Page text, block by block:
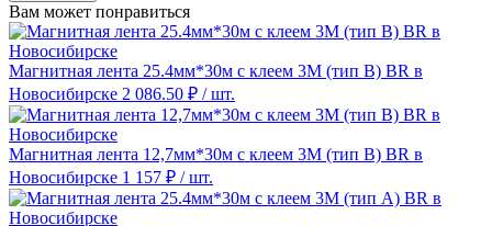
Вам может понравиться
Магнитная лента 25.4мм*30м с клеем 3M (тип B) BR в
Новосибирске 2 086.50 ₽ / шт.
Магнитная лента 12,7мм*30м с клеем 3M (тип B) BR в
Новосибирске 1 157 ₽ / шт.